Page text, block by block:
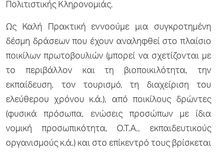
Πολιτιστικής Κληρονομιάς.
Ως Καλή Πρακτική εννοούμε μια συγκροτημένη
δέσμη δράσεων που έχουν αναληφθεί στο πλαίσιο
ποικίλων πρωτοβουλιών (μπορεί να σχετίζονται με
το περιβάλλον και τη βιοποικιλότητα, την
εκπαίδευση, τον τουρισμό, τη διαχείριση του
ελεύθερου χρόνου κ.ά.), από ποικίλους δρώντες
(φυσικά πρόσωπα, ενώσεις προσώπων με ίδια
νομική προσωπικότητα, Ο.Τ.Α., εκπαιδευτικούς
οργανισμούς κ.ά.) και στο επίκεντρό τους βρίσκεται